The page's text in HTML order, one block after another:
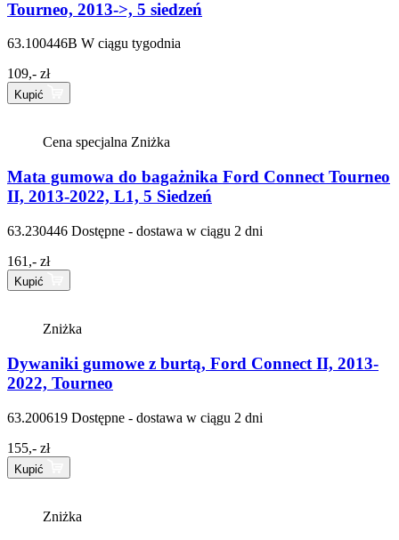
Tourneo, 2013->, 5 siedzeń
63.100446B W ciągu tygodnia
109,- zł
Kupić
Cena specjalna Zniżka
Mata gumowa do bagażnika Ford Connect Tourneo
II, 2013-2022, L1, 5 Siedzeń
63.230446 Dostępne - dostawa w ciągu 2 dni
161,- zł
Kupić
Zniżka
Dywaniki gumowe z burtą, Ford Connect II, 2013-
2022, Tourneo
63.200619 Dostępne - dostawa w ciągu 2 dni
155,- zł
Kupić
Zniżka